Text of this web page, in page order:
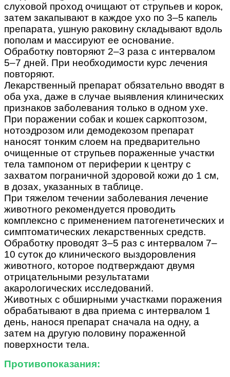
слуховой проход очищают от струпьев и корок,
затем закапывают в каждое ухо по 3–5 капель
препарата, ушную раковину складывают вдоль
пополам и массируют ее основание.
Обработку повторяют 2–3 раза с интервалом
5–7 дней. При необходимости курс лечения
повторяют.
Лекарственный препарат обязательно вводят в
оба уха, даже в случае выявления клинических
признаков заболевания только в одном ухе.
При поражении собак и кошек саркоптозом,
нотоэдрозом или демодекозом препарат
наносят тонким слоем на предварительно
очищенные от струпьев пораженные участки
тела тампоном от периферии к центру с
захватом пограничной здоровой кожи до 1 см,
в дозах, указанных в таблице.
При тяжелом течении заболевания лечение
животного рекомендуется проводить
комплексно с применением патогенетических и
симптоматических лекарственных средств.
Обработку проводят 3–5 раз с интервалом 7–
10 суток до клинического выздоровления
животного, которое подтверждают двумя
отрицательными результатами
акарологических исследований.
Животных с обширными участками поражения
обрабатывают в два приема с интервалом 1
день, нанося препарат сначала на одну, а
затем на другую половину пораженной
поверхности тела.
Противопоказания: